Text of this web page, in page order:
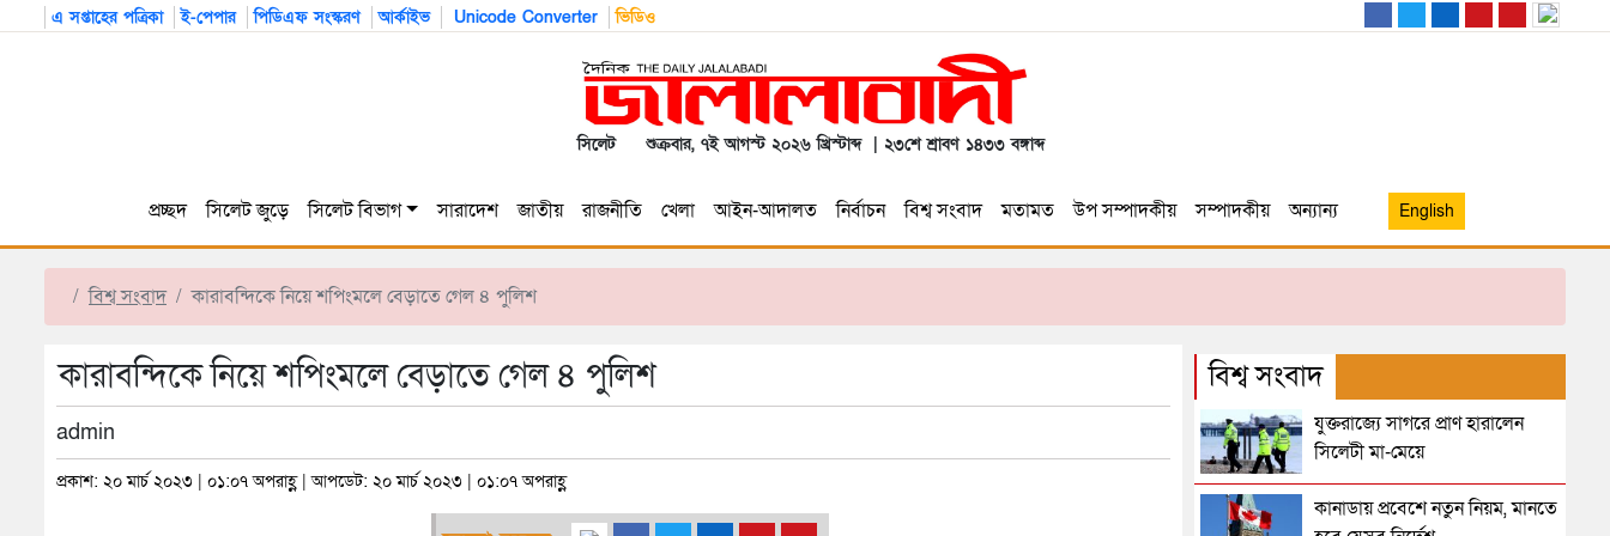
এ সপ্তাহের পত্রিকা ই-পেপার পিডিএফ সংস্করণ আর্কাইভ Unicode Converter ভিডিও
সিলেট শুক্রবার, ৭ই আগস্ট ২০২৬ খ্রিস্টাব্দ | ২৩শে শ্রাবণ ১৪৩৩ বঙ্গাব্দ
প্রচ্ছদ সিলেট জুড়ে সিলেট বিভাগ সারাদেশ জাতীয় রাজনীতি খেলা আইন-আদালত নির্বাচন বিশ্ব সংবাদ মতামত উপ সম্পাদকীয় সম্পাদকীয় অন্যান্য English
বিশ্ব সংবাদ কারাবন্দিকে নিয়ে শপিংমলে বেড়াতে গেল ৪ পুলিশ
কারাবন্দিকে নিয়ে শপিংমলে বেড়াতে গেল ৪ পুলিশ
admin
প্রকাশ: ২০ মার্চ ২০২৩ | ০১:০৭ অপরাহ্ণ | আপডেট: ২০ মার্চ ২০২৩ | ০১:০৭ অপরাহ্ণ
বিশ্ব সংবাদ
যুক্তরাজ্যে সাগরে প্রাণ হারালেন
সিলেটী মা-মেয়ে
কানাডায় প্রবেশে নতুন নিয়ম, মানতে